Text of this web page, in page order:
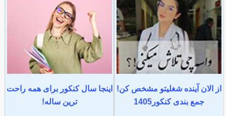
از الان آینده شغلیتو مشخص کن!
جمع بندی کنکور1405
اینجا سال کنکور برای همه راحت
ترین ساله!